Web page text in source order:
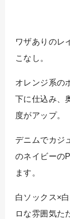
ワザありのレ
こなし。
オレンジ系の
下に仕込み、
度がアップ。
デニムでカジ
のネイビーの
ます。
白ソックス×
ロな雰囲気た